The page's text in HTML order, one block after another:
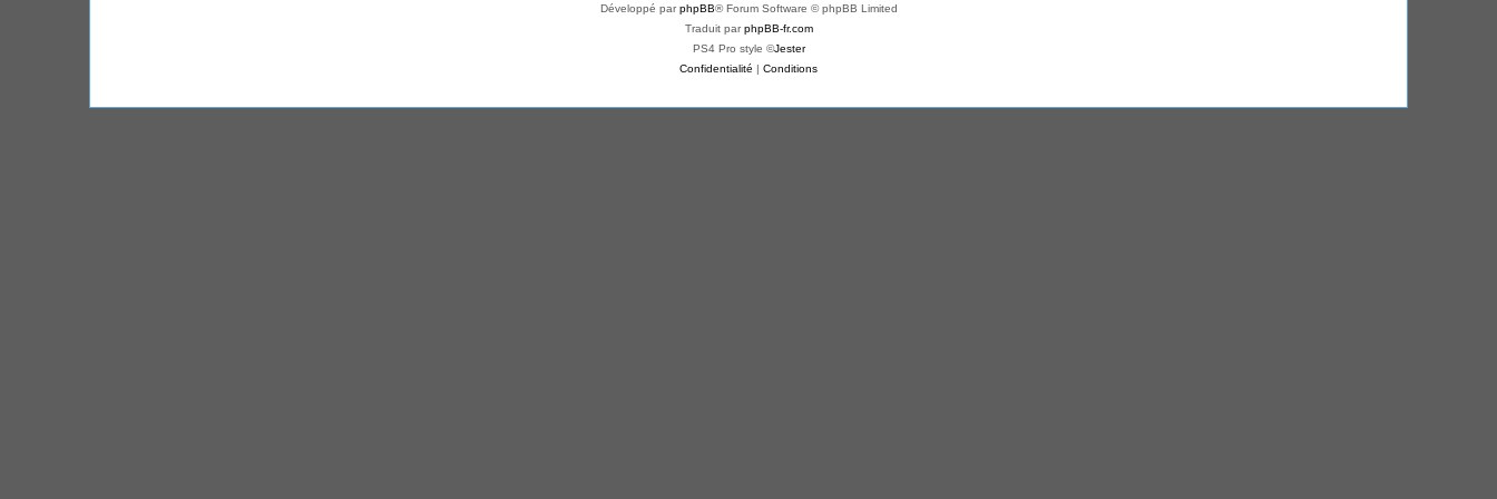
Développé parphpBB® Forum Software © phpBB Limited
Traduit parphpBB-fr.com
PS4 Pro style ©Jester
Confidentialité | Conditions